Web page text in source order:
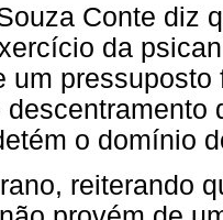
Conte diz
da
um
o domínio
reiterando